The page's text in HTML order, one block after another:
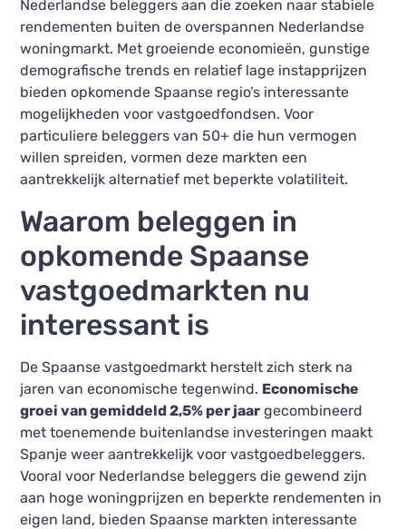
Nederlandse beleggers aan die zoeken naar stabiele
rendementen buiten de overspannen Nederlandse
woningmarkt. Met groeiende economieën, gunstige
demografische trends en relatief lage instapprijzen
bieden opkomende Spaanse regio’s interessante
mogelijkheden voor vastgoedfondsen. Voor
particuliere beleggers van 50+ die hun vermogen
willen spreiden, vormen deze markten een
aantrekkelijk alternatief met beperkte volatiliteit.
Waarom beleggen in
opkomende Spaanse
vastgoedmarkten nu
interessant is
De Spaanse vastgoedmarkt herstelt zich sterk na
jaren van economische tegenwind. Economische
groei van gemiddeld 2,5% per jaar gecombineerd
met toenemende buitenlandse investeringen maakt
Spanje weer aantrekkelijk voor vastgoedbeleggers.
Vooral voor Nederlandse beleggers die gewend zijn
aan hoge woningprijzen en beperkte rendementen in
eigen land, bieden Spaanse markten interessante